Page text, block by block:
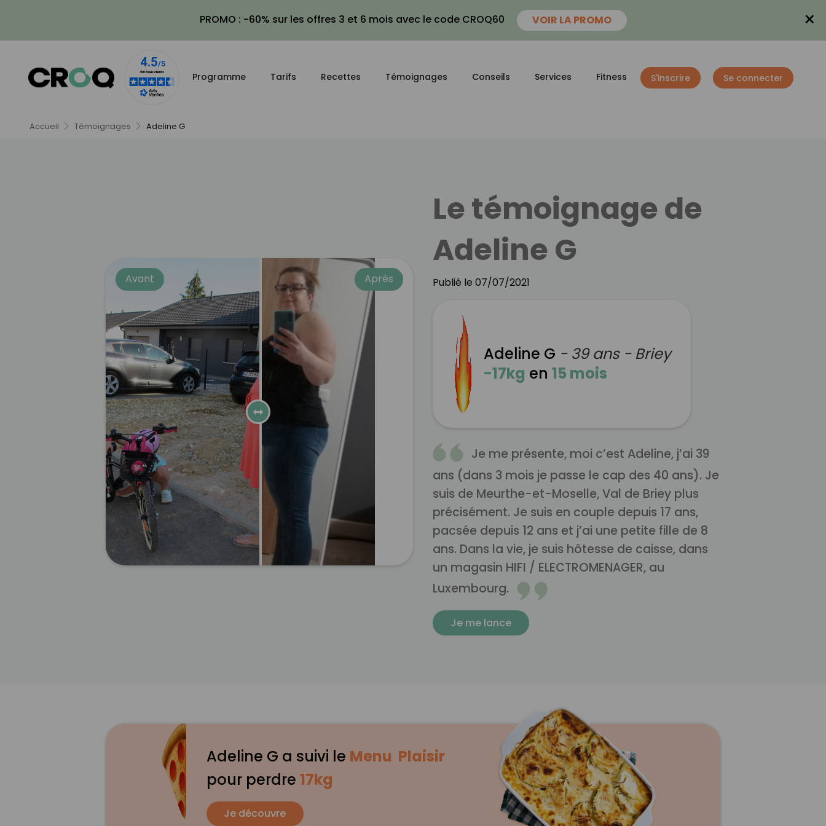
PROMO : -60% sur les offres 3 et 6 mois avec le code CROQ60 VOIR LA PROMO ×
Programme Tarifs Recettes Témoignages Conseils Services Fitness S'inscrire Se connecter
Accueil Témoignages Adeline G
Avant Après
Le témoignage de
Adeline G
Publié le 07/07/2021
Adeline G - 39 ans - Briey
-17kg en 15 mois
Je me présente, moi c’est Adeline, j’ai 39
ans (dans 3 mois je passe le cap des 40 ans). Je
suis de Meurthe-et-Moselle, Val de Briey plus
précisément. Je suis en couple depuis 17 ans,
pacsée depuis 12 ans et j’ai une petite fille de 8
ans. Dans la vie, je suis hôtesse de caisse, dans
un magasin HIFI / ELECTROMENAGER, au
Luxembourg.
Je me lance
Adeline G a suivi le Menu Plaisir
pour perdre 17kg
Je découvre